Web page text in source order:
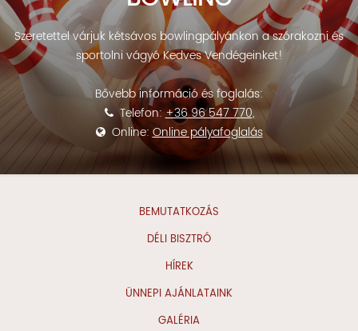
Szeretettel várjuk kétsávos bowlingpályánkon a szórakozni és
sportolni vágyó Kedves Vendégeinket!
Bővebb információ és foglalás:
Telefon:+36 96 547 770,
Online:Online pályafoglalás
BEMUTATKOZÁS
DÉLI BISZTRÓ
HÍREK
ÜNNEPI AJÁNLATAINK
GALÉRIA